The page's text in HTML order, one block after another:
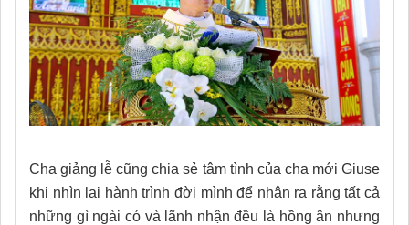
Cha giảng lễ cũng chia sẻ tâm tình của cha mới Giuse
khi nhìn lại hành trình đời mình để nhận ra rằng tất cả
những gì ngài có và lãnh nhận đều là hồng ân nhưng